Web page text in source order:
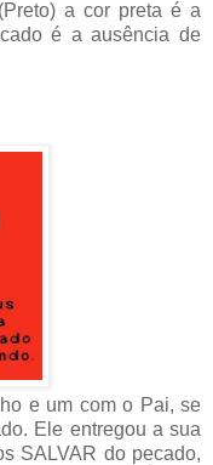
a cor preta é a
é a ausência de
e um com o Pai, se
Ele entregou a sua
SALVAR do pecado,